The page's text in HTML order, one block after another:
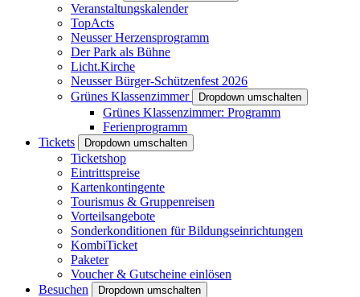
Veranstaltungskalender
TopActs
Neusser Herzensprogramm
Der Park als Bühne
Licht.Kirche
Neusser Bürger-Schützenfest 2026
Grünes Klassenzimmer
Dropdown umschalten
Grünes Klassenzimmer: Programm
Ferienprogramm
Tickets
Dropdown umschalten
Ticketshop
Eintrittspreise
Kartenkontingente
Tourismus & Gruppenreisen
Vorteilsangebote
Sonderkonditionen für Bildungseinrichtungen
KombiTicket
Paketer
Voucher & Gutscheine einlösen
Besuchen
Dropdown umschalten